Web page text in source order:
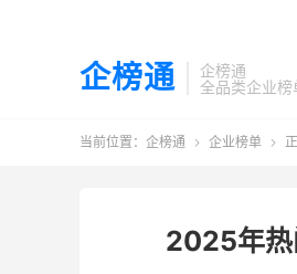
企榜通
企榜通
全品类企业
当前位置： 企榜通  企业榜单 
2025年热